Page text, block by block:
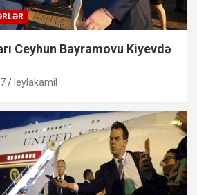
Ceyhun Bayramovu Kiyevdə
leylakamil